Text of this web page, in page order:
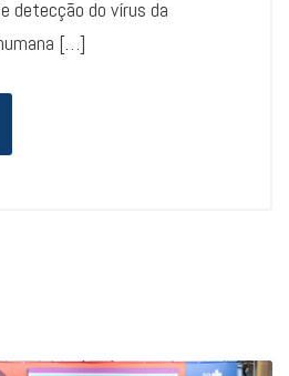
detecção do vírus da
[…]